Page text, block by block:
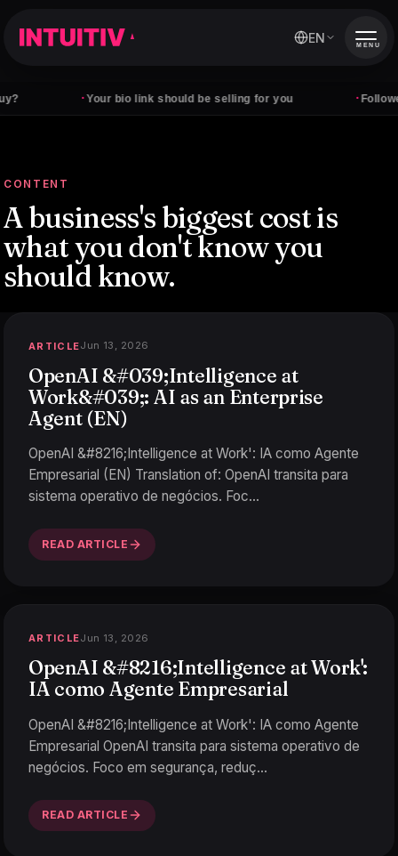
Your bio link should be selling for you Followers
EN MENU
CONTENT
A business's biggest cost is
what you don't knowyou
should know.
ARTICLEJun 13, 2026
OpenAI &#039;Intelligence at
Work&#039;: AI as an Enterprise
Agent (EN)
OpenAI &#8216;Intelligence at Work': IA como Agente
Empresarial (EN) Translation of: OpenAI transita para
sistema operativo de negócios. Foc…
READ ARTICLE
ARTICLEJun 13, 2026
OpenAI &#8216;Intelligence at Work':
IA como Agente Empresarial
OpenAI &#8216;Intelligence at Work': IA como Agente
Empresarial OpenAI transita para sistema operativo de
negócios. Foco em segurança, reduç…
READ ARTICLE